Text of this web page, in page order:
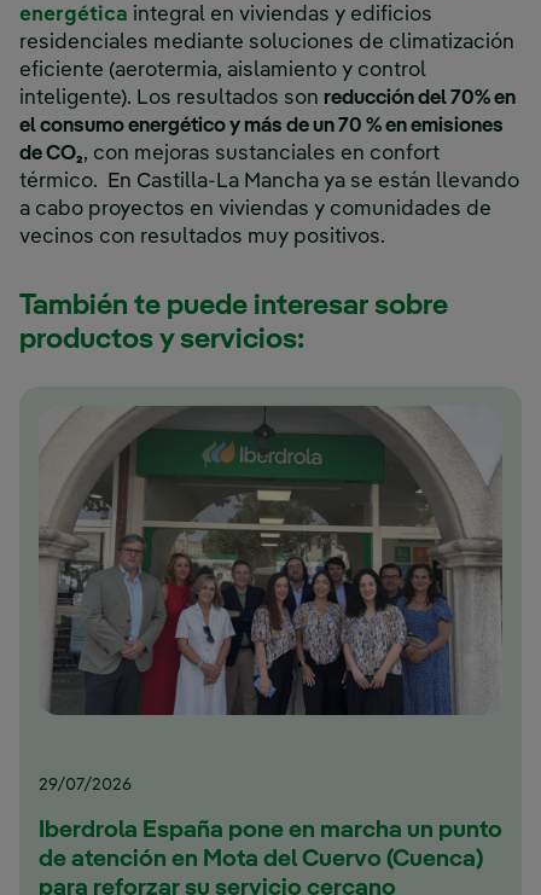
energética integral en viviendas y edificios
residenciales mediante soluciones de climatización
eficiente (aerotermia, aislamiento y control
inteligente). Los resultados son reducción del 70% en
el consumo energético y más de un 70 % en emisiones
de CO₂, con mejoras sustanciales en confort
térmico. En Castilla-La Mancha ya se están llevando
a cabo proyectos en viviendas y comunidades de
vecinos con resultados muy positivos.
También te puede interesar sobre
productos y servicios:
29/07/2026
Iberdrola España pone en marcha un punto
de atención en Mota del Cuervo (Cuenca)
para reforzar su servicio cercano